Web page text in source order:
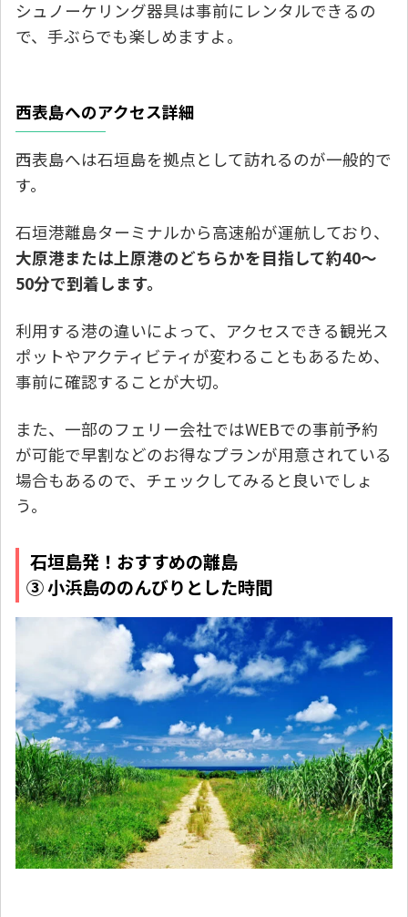
シュノーケリング器具は事前にレンタルできるの
で、手ぶらでも楽しめますよ。
西表島へのアクセス詳細
西表島へは石垣島を拠点として訪れるのが一般的で
す。
石垣港離島ターミナルから高速船が運航しており、
大原港または上原港のどちらかを目指して約40～
50分で到着します。
利用する港の違いによって、アクセスできる観光ス
ポットやアクティビティが変わることもあるため、
事前に確認することが大切。
また、一部のフェリー会社ではWEBでの事前予約
が可能で早割などのお得なプランが用意されている
場合もあるので、チェックしてみると良いでしょ
う。
石垣島発！おすすめの離島
③ 小浜島ののんびりとした時間